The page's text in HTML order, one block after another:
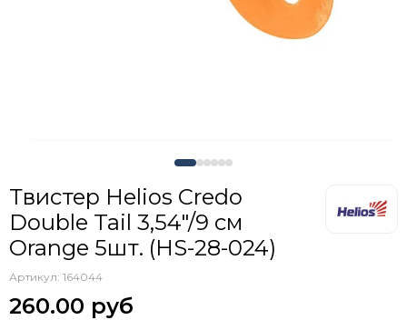
Твистер Helios Credo
Double Tail 3,54"/9 см
Orange 5шт. (HS-28-024)
Артикул: 164044
260.00 руб